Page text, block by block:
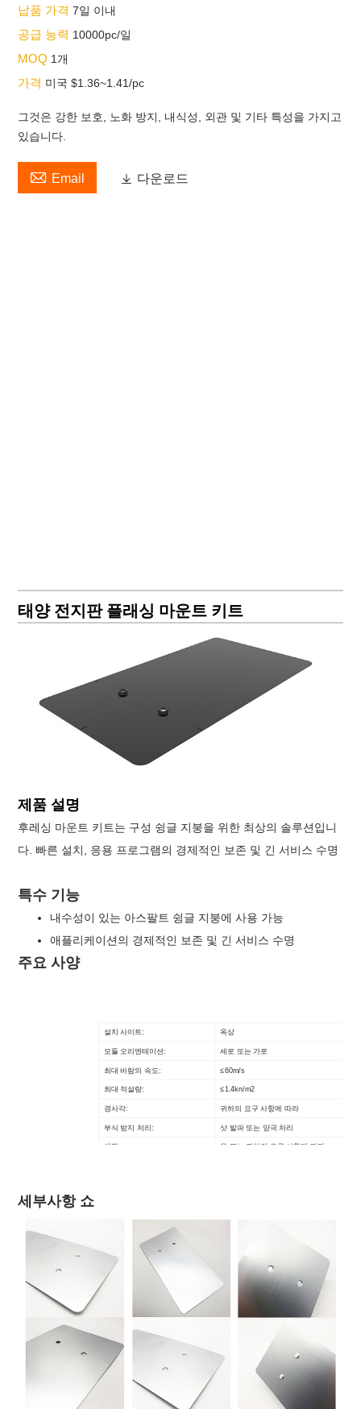
납품 가격7일 이내
공급 능력 10000pc/일
MOQ 1개
가격 미국 $1.36~1.41/pc
그것은 강한 보호, 노화 방지, 내식성, 외관 및 기타 특성을 가지고
있습니다.
 Email  다운로드
태양 전지판 플래싱 마운트 키트
제품 설명
후레싱 마운트 키트는 구성 슁글 지붕을 위한 최상의 솔루션입니
다. 빠른 설치, 응용 프로그램의 경제적인 보존 및 긴 서비스 수명
특수 기능
내수성이 있는 아스팔트 슁글 지붕에 사용 가능
애플리케이션의 경제적인 보존 및 긴 서비스 수명
주요 사양
설치 사이트: 옥상
모듈 오리엔테이션: 세로 또는 가로
최대 바람의 속도: ≤60m/s
최대 적설량: ≤1.4kn/m2
경사각: 귀하의 요구 사항에 따라
부식 방지 처리: 샷 발파 또는 양극 처리
색깔: 은 또는 귀하의 요구 사항에 따라
세부사항 쇼